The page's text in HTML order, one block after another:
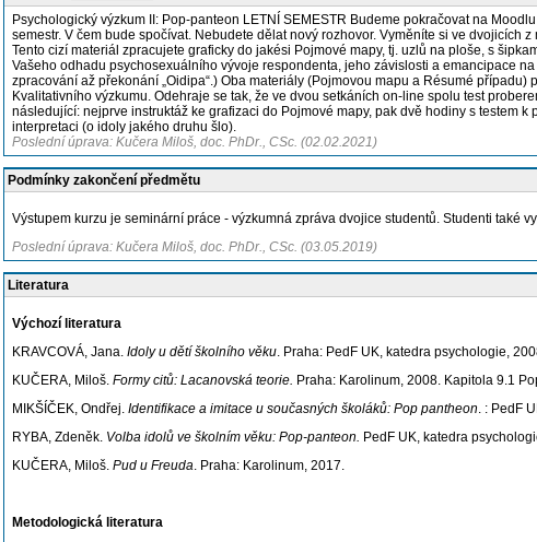
Psychologický výzkum II: Pop-panteon LETNÍ SEMESTR Budeme pokračovat na
semestr. V čem bude spočívat. Nebudete dělat nový rozhovor. Vyměníte si ve
Tento cizí materiál zpracujete graficky do jakési Pojmové mapy, tj. uzlů na ploše, s
Vašeho odhadu psychosexuálního vývoje respondenta, jeho závislosti a emancipace
zpracování až překonání „Oidipa“.) Oba materiály (Pojmovou mapu a Résumé
Kvalitativního výzkumu. Odehraje se tak, že ve dvou setkáních on-line spolu test
následující: nejprve instruktáž ke grafizaci do Pojmové mapy, pak dvě hodiny s testem
interpretaci (o idoly jakého druhu šlo).
Poslední úprava: Kučera Miloš, doc. PhDr., CSc. (02.02.2021)
Podmínky zakončení předmětu
Výstupem kurzu je seminární práce - výzkumná zpráva dvojice studentů. Studenti také
Poslední úprava: Kučera Miloš, doc. PhDr., CSc. (03.05.2019)
Literatura
Výchozí literatura
KRAVCOVÁ, Jana. Idoly u dětí školního věku. Praha: PedF UK, katedra psychologie,
KUČERA, Miloš. Formy citů: Lacanovská teorie. Praha: Karolinum, 2008. Kapitola 9.1
MIKŠÍČEK, Ondřej. Identifikace a imitace u současných školáků: Pop pantheon. : PedF
RYBA, Zdeněk. Volba idolů ve školním věku: Pop-panteon. PedF UK, katedra
KUČERA, Miloš. Pud u Freuda. Praha: Karolinum, 2017.
Metodologická literatura